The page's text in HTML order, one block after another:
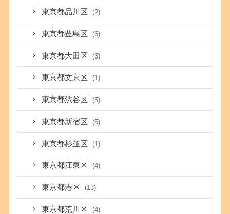
東京都品川区 (2)
東京都豊島区 (6)
東京都大田区 (3)
東京都文京区 (1)
東京都渋谷区 (5)
東京都新宿区 (5)
東京都杉並区 (1)
東京都江東区 (4)
東京都港区 (13)
東京都荒川区 (4)